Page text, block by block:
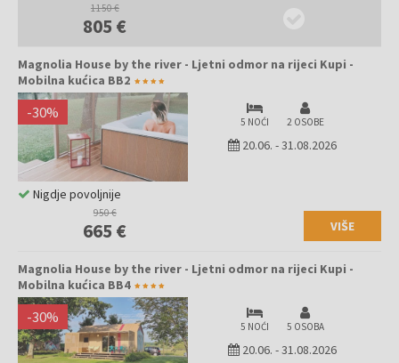
1150 €
805 €
Magnolia House by the river - Ljetni odmor na rijeci Kupi -
Mobilna kućica BB2
-30% 5 NOĆI 2 OSOBE
20.06. -31.08.2026
950 €
665 € VIŠE
Nigdje povoljnije
Magnolia House by the river - Ljetni odmor na rijeci Kupi -
Mobilna kućica BB4
-30% 5 NOĆI 5 OSOBA
20.06. -31.08.2026